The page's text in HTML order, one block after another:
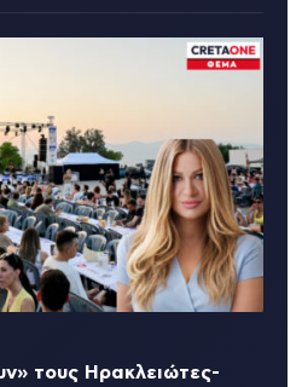
τους Ηρακλειώτες-